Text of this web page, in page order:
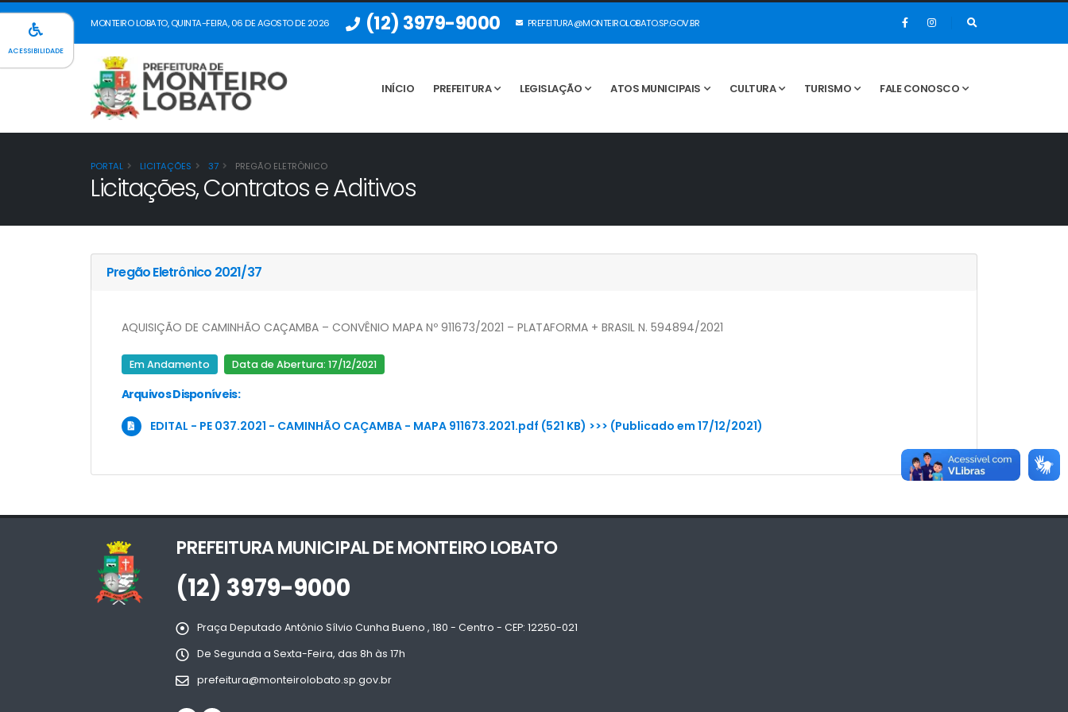
MONTEIRO LOBATO, QUINTA-FEIRA, 06 DE AGOSTO DE 2026 (12) 3979-9000 PREFEITURA@MONTEIROLOBATO.SP.GOV.BR
INÍCIO PREFEITURA LEGISLAÇÃO ATOS MUNICIPAIS CULTURA TURISMO FALE CONOSCO
PORTAL LICITAÇÕES 37 PREGÃO ELETRÔNICO
Licitações, Contratos e Aditivos
Pregão Eletrônico 2021/37
AQUISIÇÃO DE CAMINHÃO CAÇAMBA – CONVÊNIO MAPA Nº 911673/2021 – PLATAFORMA + BRASIL N. 594894/2021
Em Andamento Data de Abertura: 17/12/2021
Arquivos Disponíveis:
EDITAL - PE 037.2021 - CAMINHÃO CAÇAMBA - MAPA 911673.2021.pdf (521 KB) >>> (Publicado em 17/12/2021)
PREFEITURA MUNICIPAL DE MONTEIRO LOBATO
(12) 3979-9000
Praça Deputado Antônio Sílvio Cunha Bueno , 180 - Centro - CEP: 12250-021
De Segunda a Sexta-Feira, das 8h às 17h
prefeitura@monteirolobato.sp.gov.br
ACESSIBILIDADE